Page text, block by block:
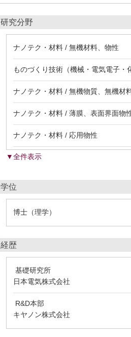
研究分野
ナノテク・材料 / 無機材料、物性
ものづくり技術（機械・電気電子
ナノテク・材料 / 無機物質、無機材
ナノテク・材料 / 薄膜、表面界面物
ナノテク・材料 / 応用物性
▼全件表示
学位
博士（理学）
経歴
基礎研究所
日本電気株式会社
R&D本部
キヤノン株式会社